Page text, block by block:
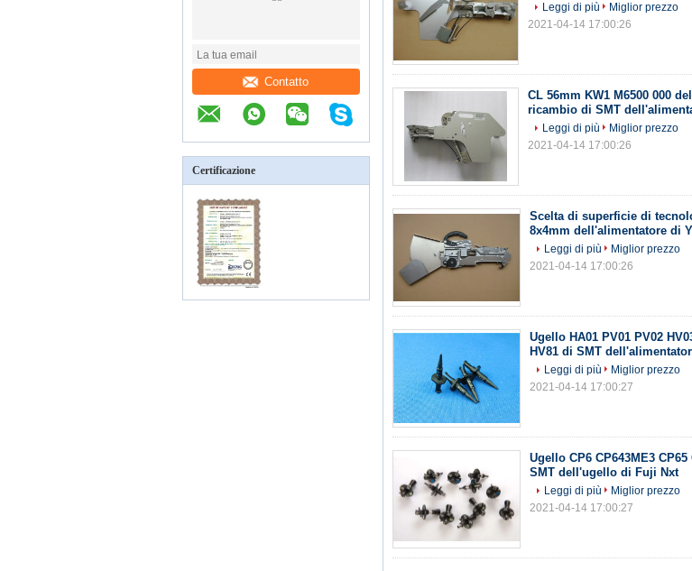
Contatto
Certificazione
Leggi di più
Miglior prezzo
2021-04-14 17:00:26
CL 56mm KW1 M6500 000
ricambio di SMT
Leggi di più
Miglior prezzo
2021-04-14 17:00:26
Scelta di superficie di
8x4mm dell'alimentatore di
Leggi di più
Miglior prezzo
2021-04-14 17:00:26
Ugello HA01 PV01 PV02
HV81 di SMT
Leggi di più
Miglior prezzo
2021-04-14 17:00:27
Ugello CP6 CP643ME3
SMT dell'ugello di Fuji Nxt
Leggi di più
Miglior prezzo
2021-04-14 17:00:27